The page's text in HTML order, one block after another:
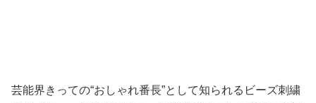
芸能界きっての“おしゃれ番長”として知られるビーズ刺繍